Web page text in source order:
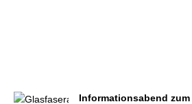
Informationsabend